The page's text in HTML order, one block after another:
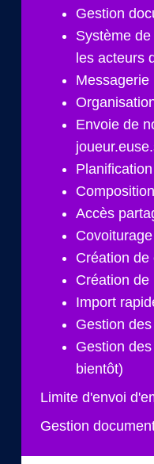
Gestion
Système
les acteurs
Messagerie
Envoie de
Accès
Covoiturage
Création de
Création de
Import
Gestion
Gestion
bientôt)
Limite d'envoi
Gestion